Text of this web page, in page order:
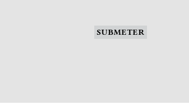
SUBMETER